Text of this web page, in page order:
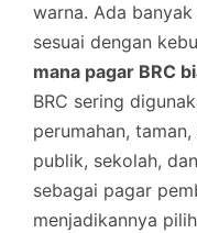
warna. Ada
sesuai dengan
mana pagar BRC
BRC sering
perumahan,
publik, sekolah,
sebagai pagar
menjadikannya